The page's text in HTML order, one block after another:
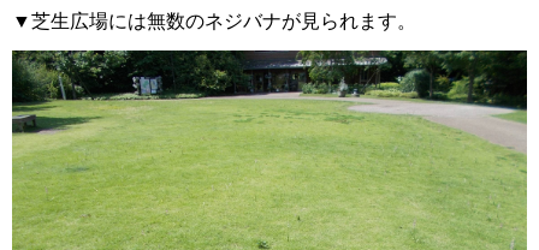
▼芝生広場には無数のネジバナが見られます。